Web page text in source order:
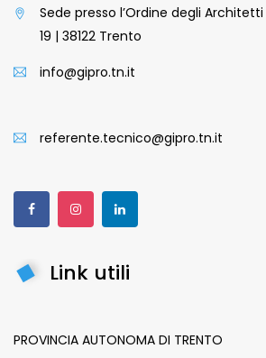
Sede presso l’Ordine degli
19 | 38122 Trento
info@gipro.tn.it
referente.tecnico@gipro.tn.it
Link utili
PROVINCIA AUTONOMA DI TRENTO